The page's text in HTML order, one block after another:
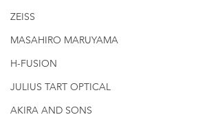
ZEISS
MASAHIRO MARUYAMA
H-FUSION
JULIUS TART OPTICAL
AKIRA AND SONS